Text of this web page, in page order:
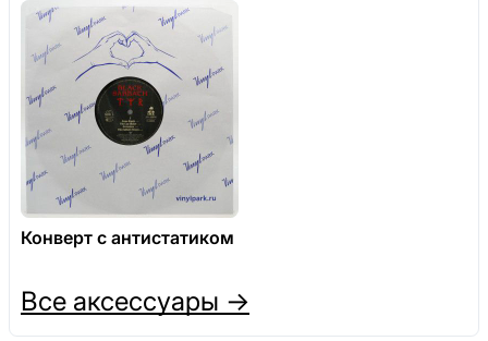
Конверт с антистатиком
Все аксессуары →